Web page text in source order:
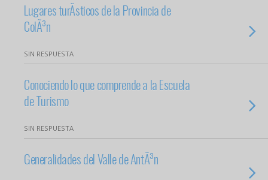
Lugares turÃ­sticos de la Provincia de
ColÃ³n
SIN RESPUESTA
Conociendo lo que comprende a la Escuela
de Turismo
SIN RESPUESTA
Generalidades del Valle de AntÃ³n